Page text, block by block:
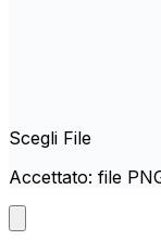
Scegli File
Accettato: file